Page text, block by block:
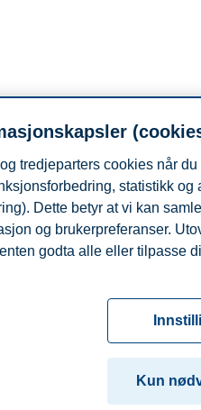
tredjeparters cookies når
statistikk
Dette betyr at vi kan
og brukerpreferanser.
godta alle eller tilpasse
Du kan når som helst
nederst på nettsiden vår.
cookie-erklæring
Kun